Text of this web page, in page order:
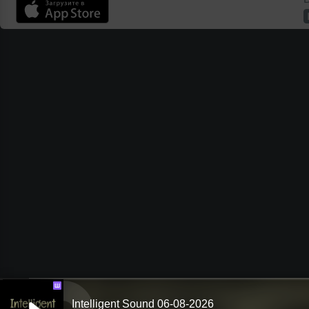
Ш
Intelligent Sound 06-08-2026